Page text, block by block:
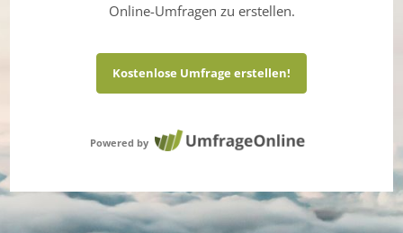
Online-Umfragen zu erstellen.
Kostenlose Umfrage erstellen!
Powered by